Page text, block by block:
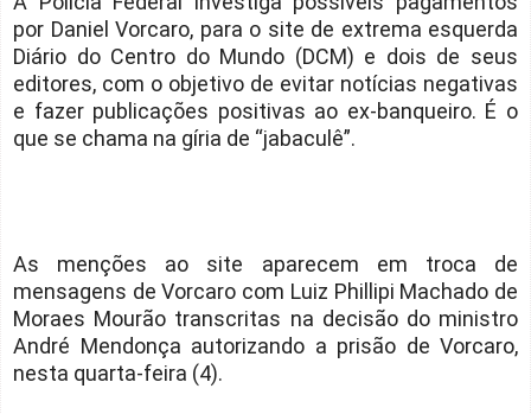
por Daniel Vorcaro, para o site de extrema esquerda
Diário do Centro do Mundo (DCM) e dois de seus
editores, com o objetivo de evitar notícias negativas
e fazer publicações positivas ao ex-banqueiro. É o
que se chama na gíria de “jabaculê”.
As menções ao site aparecem em troca de
mensagens de Vorcaro com Luiz Phillipi Machado de
Moraes Mourão transcritas na decisão do ministro
André Mendonça autorizando a prisão de Vorcaro,
nesta quarta-feira (4).